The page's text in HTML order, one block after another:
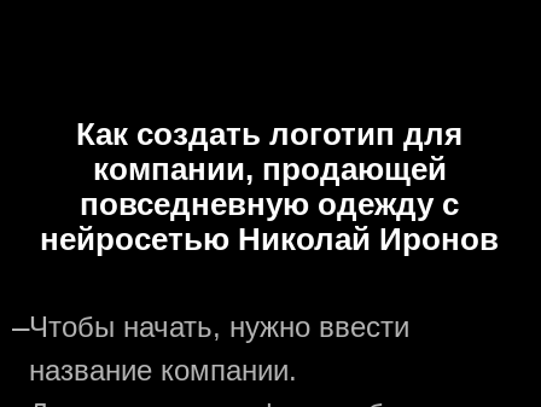
Как создать логотип для
компании, продающей
повседневную одежду с
нейросетью Николай Иронов
—Чтобы начать, нужно ввести
название компании.